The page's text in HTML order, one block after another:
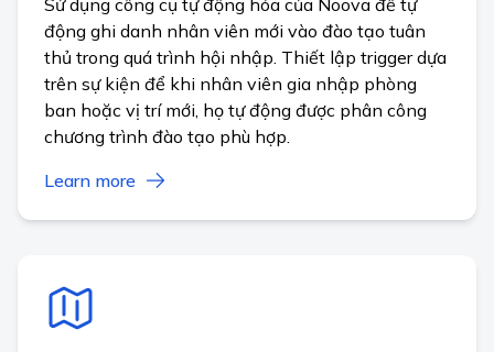
Sử dụng công cụ tự động hóa của Noova để tự
động ghi danh nhân viên mới vào đào tạo tuân
thủ trong quá trình hội nhập. Thiết lập trigger dựa
trên sự kiện để khi nhân viên gia nhập phòng
ban hoặc vị trí mới, họ tự động được phân công
chương trình đào tạo phù hợp.
Learn more